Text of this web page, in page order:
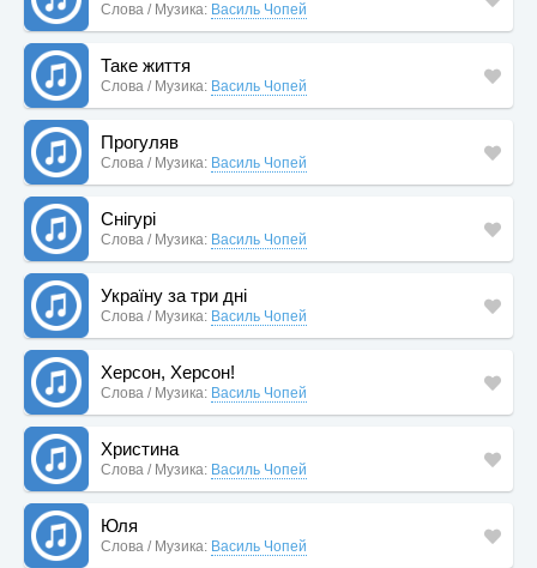
Слова / Музика: Василь Чопей
Таке життя
Слова / Музика: Василь Чопей
Прогуляв
Слова / Музика: Василь Чопей
Снігурі
Слова / Музика: Василь Чопей
Україну за три дні
Слова / Музика: Василь Чопей
Херсон, Херсон!
Слова / Музика: Василь Чопей
Христина
Слова / Музика: Василь Чопей
Юля
Слова / Музика: Василь Чопей